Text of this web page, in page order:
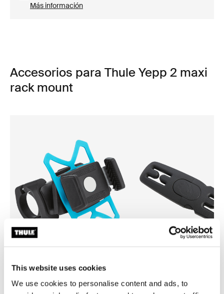
This website uses cookies
We use cookies to personalise content and ads, to
Más información
Accesorios para Thule Yepp 2 maxi
rack mount
Thule smartphone bike mount
fijación de smartphone para bicicleta
Thule Yepp harness clip
clip para arnés negro